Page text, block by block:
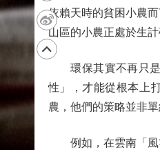
依賴天時的貧困小農
山區的小農正處於生計
環保其實不再只是
性」，才能從根本上
農，他們的策略並非
例如，在雲南「風